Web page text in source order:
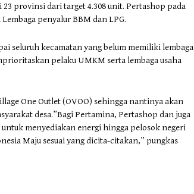
provinsi dari target 4.308 unit. Pertashop pada
penyalur BBM dan LPG.
seluruh kecamatan yang belum memiliki lembaga
pelaku UMKM serta lembaga usaha
One Outlet (OVOO) sehingga nantinya akan
desa.”Bagi Pertamina, Pertashop dan juga
menyediakan energi hingga pelosok negeri
Maju sesuai yang dicita-citakan,” pungkas